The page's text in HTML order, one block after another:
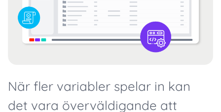
När fler variabler spelar in kan
det vara överväldigande att